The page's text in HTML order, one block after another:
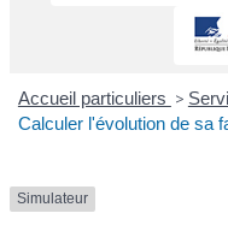
Accueil particuliers >
Calculer l'évolution de sa
Simulateur